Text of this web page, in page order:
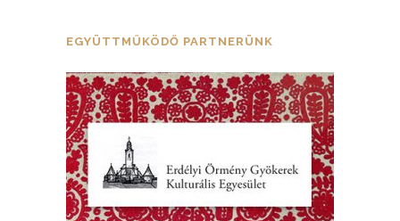
EGYÜTTMŰKÖDŐ PARTNERÜNK